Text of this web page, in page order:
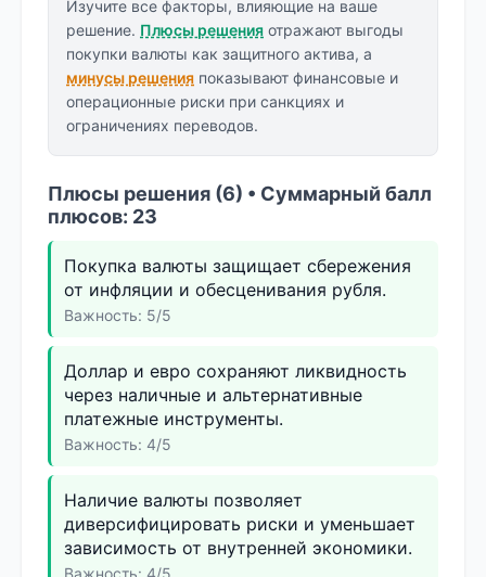
Изучите все факторы, влияющие на ваше
решение. Плюсы решения отражают выгоды
покупки валюты как защитного актива, а
минусы решения показывают финансовые и
операционные риски при санкциях и
ограничениях переводов.
Плюсы решения (6) • Суммарный балл
плюсов: 23
Покупка валюты защищает сбережения
от инфляции и обесценивания рубля.
Важность: 5/5
Доллар и евро сохраняют ликвидность
через наличные и альтернативные
платежные инструменты.
Важность: 4/5
Наличие валюты позволяет
диверсифицировать риски и уменьшает
зависимость от внутренней экономики.
Важность: 4/5